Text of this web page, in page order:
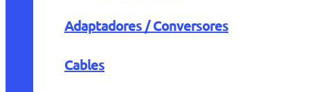
Adaptadores / Conversores
Cables